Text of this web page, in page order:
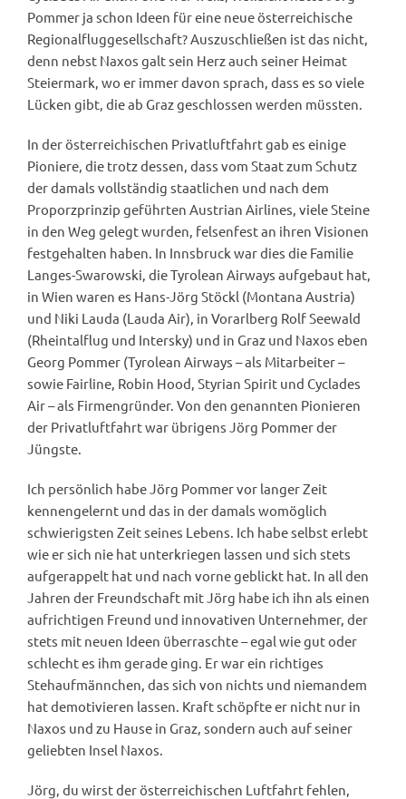
Pommer ja schon Ideen für eine neue österreichische
Regionalfluggesellschaft? Auszuschließen ist das nicht,
denn nebst Naxos galt sein Herz auch seiner Heimat
Steiermark, wo er immer davon sprach, dass es so viele
Lücken gibt, die ab Graz geschlossen werden müssten.
In der österreichischen Privatluftfahrt gab es einige
Pioniere, die trotz dessen, dass vom Staat zum Schutz
der damals vollständig staatlichen und nach dem
Proporzprinzip geführten Austrian Airlines, viele Steine
in den Weg gelegt wurden, felsenfest an ihren Visionen
festgehalten haben. In Innsbruck war dies die Familie
Langes-Swarowski, die Tyrolean Airways aufgebaut hat,
in Wien waren es Hans-Jörg Stöckl (Montana Austria)
und Niki Lauda (Lauda Air), in Vorarlberg Rolf Seewald
(Rheintalflug und Intersky) und in Graz und Naxos eben
Georg Pommer (Tyrolean Airways – als Mitarbeiter –
sowie Fairline, Robin Hood, Styrian Spirit und Cyclades
Air – als Firmengründer. Von den genannten Pionieren
der Privatluftfahrt war übrigens Jörg Pommer der
Jüngste.
Ich persönlich habe Jörg Pommer vor langer Zeit
kennengelernt und das in der damals womöglich
schwierigsten Zeit seines Lebens. Ich habe selbst erlebt
wie er sich nie hat unterkriegen lassen und sich stets
aufgerappelt hat und nach vorne geblickt hat. In all den
Jahren der Freundschaft mit Jörg habe ich ihn als einen
aufrichtigen Freund und innovativen Unternehmer, der
stets mit neuen Ideen überraschte – egal wie gut oder
schlecht es ihm gerade ging. Er war ein richtiges
Stehaufmännchen, das sich von nichts und niemandem
hat demotivieren lassen. Kraft schöpfte er nicht nur in
Naxos und zu Hause in Graz, sondern auch auf seiner
geliebten Insel Naxos.
Jörg, du wirst der österreichischen Luftfahrt fehlen,